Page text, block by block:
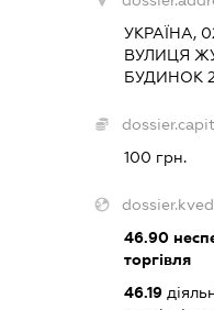
УКРАЇНА,
ВУЛИЦЯ
БУДИНОК
100 грн.
46.90
торгівля
46.19